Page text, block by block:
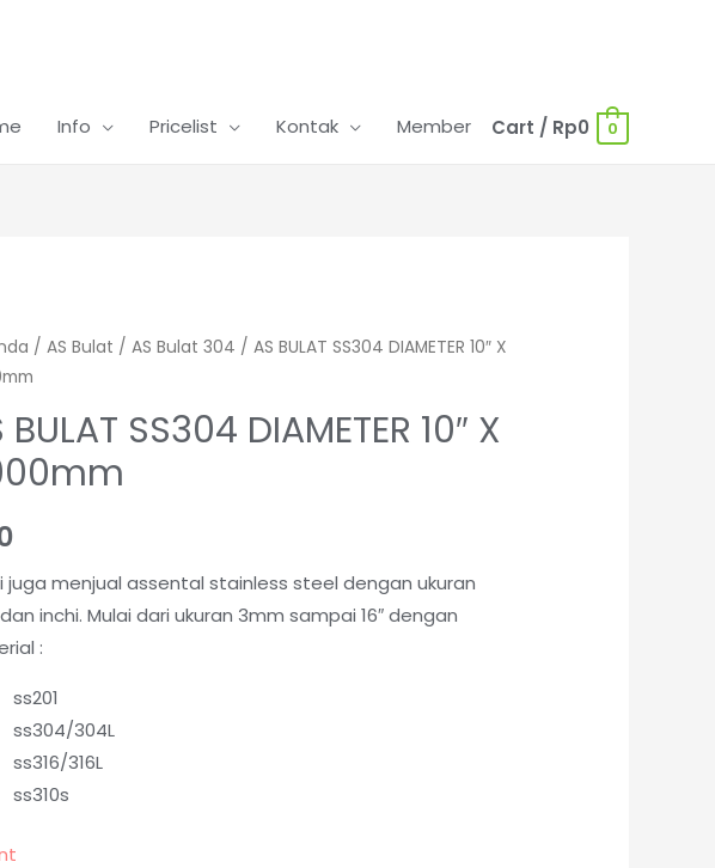
Info Pricelist Kontak Member Cart / Rp0 0
/ AS Bulat / AS Bulat 304 / AS BULAT SS304 DIAMETER 10″ X
BULAT SS304 DIAMETER 10″ X
juga menjual assental stainless steel dengan ukuran
inchi. Mulai dari ukuran 3mm sampai 16″ dengan
:
ss201
ss304/304L
ss316/316L
ss310s